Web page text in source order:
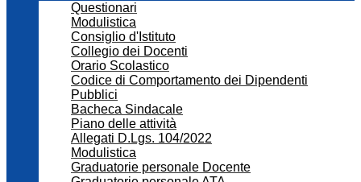
Questionari
Modulistica
Consiglio d'Istituto
Collegio dei Docenti
Orario Scolastico
Codice di Comportamento dei Dipendenti
Pubblici
Bacheca Sindacale
Piano delle attività
Allegati D.Lgs. 104/2022
Modulistica
Graduatorie personale Docente